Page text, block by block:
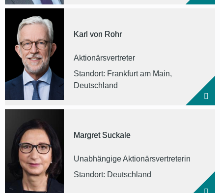
Karl von Rohr
Aktionärsvertreter
Standort: Frankfurt am Main,
Deutschland
Margret Suckale
Unabhängige Aktionärsvertreterin
Standort: Deutschland